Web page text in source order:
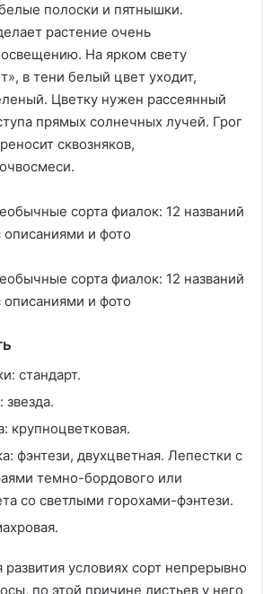
полоски и пятнышки.
растение очень
На ярком свету
в тени белый цвет уходит,
Цветку нужен рассеянный
прямых солнечных лучей. Грог
сквозняков,
стандарт.
крупноцветковая.
фэнтези, двухцветная. Лепестки с
темно-бордового или
со светлыми горохами-фэнтези.
условиях сорт непрерывно
по этой причине листьев у него